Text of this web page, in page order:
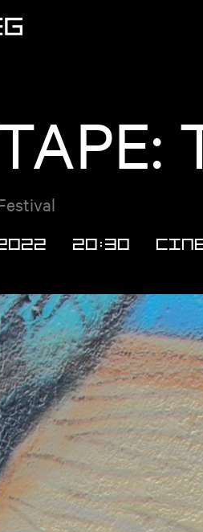
20:30